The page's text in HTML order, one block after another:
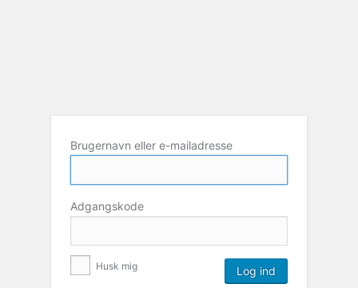
Brugernavn eller e-mailadresse
Adgangskode
Husk mig